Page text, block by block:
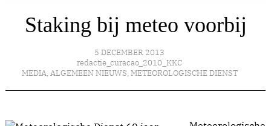
Staking bij meteo voorbij
5 DECEMBER 2013
redactie_curacao_2010_KKC
MEDIA, ALGEMEEN NIEUWS, METEOROLOGISCHE DIENST